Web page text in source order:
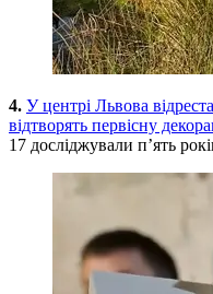
4. У центрі Львова
відтворять первісну
17 досліджували п’ять